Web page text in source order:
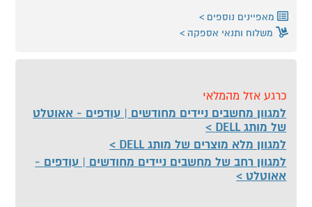
מאפיינים נוספים
משלוח ותנאי אספקה
כרגע אזל מהמלאי
למגוון מחשבים ניידים מחודשים | עודפים - אאוטלט
של מותג DELL
למגוון מלא מוצרים של מותג DELL
למגוון רחב של מחשבים ניידים מחודשים | עודפים -
אאוטלט